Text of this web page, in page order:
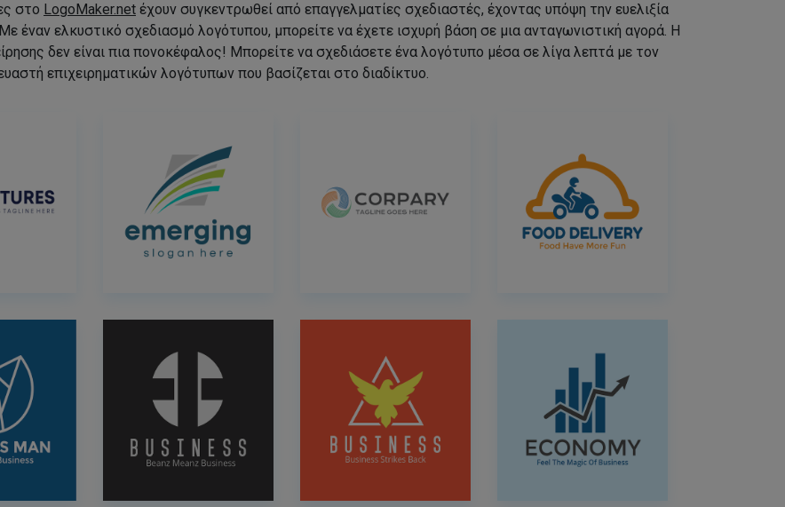
στο LogoMaker.net έχουν συγκεντρωθεί από επαγγελματίες σχεδιαστές, έχοντας υπόψη την ευελιξία
έναν ελκυστικό σχεδιασμό λογότυπου, μπορείτε να έχετε ισχυρή βάση σε μια ανταγωνιστική αγορά. Η
δεν είναι πια πονοκέφαλος! Μπορείτε να σχεδιάσετε ένα λογότυπο μέσα σε λίγα λεπτά με τον
επιχειρηματικών λογότυπων που βασίζεται στο διαδίκτυο.